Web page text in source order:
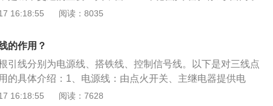
视镜上方沿着车顶边缘布线，沿副驾驶A柱下来，走向手套
在世界范围内得到应用。20世纪70年代，是无轨电车复兴的
和带有辅助动力装置的无轨电车等，最简单的辅助动力是蓄
无接触网的地区作短途运行，此外，还有以柴油机为辅助动
的分类：电车用电做动力的公共交通工具，电能从架空的电
有轨两种。
16:18:55 阅读：8035
的作用？
引线分别为电源线、搭铁线、控制信号线。以下是对三线点
的具体介绍：1、电源线：由点火开关、主继电器提供电
动机ECU内控制。3、控制信号线：是ECU计算机电路板中
16:18:55 阅读：7628